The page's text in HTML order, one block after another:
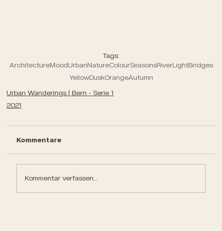
Tags:
ArchitectureMoodUrbanNatureColourSeasonsRiverLightBridges
YellowDuskOrangeAutumn
Urban Wanderings | Bern - Serie 1
2021
Kommentare
Kommentar verfassen...